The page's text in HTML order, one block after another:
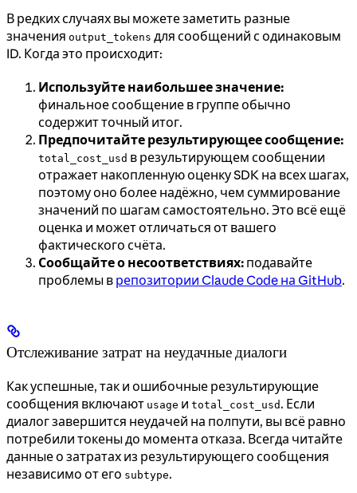
В редких случаях вы можете заметить разные
значения output_tokens для сообщений с одинаковым
ID. Когда это происходит:
Используйте наибольшее значение:
финальное сообщение в группе обычно
содержит точный итог.
Предпочитайте результирующее сообщение:
total_cost_usd в результирующем сообщении
отражает накопленную оценку SDK на всех шагах,
поэтому оно более надёжно, чем суммирование
значений по шагам самостоятельно. Это всё ещё
оценка и может отличаться от вашего
фактического счёта.
Сообщайте о несоответствиях: подавайте
проблемы в репозитории Claude Code на GitHub.
Отслеживание затрат на неудачные диалоги
Как успешные, так и ошибочные результирующие
сообщения включают usage и total_cost_usd . Если
диалог завершится неудачей на полпути, вы всё равно
потребили токены до момента отказа. Всегда читайте
данные о затратах из результирующего сообщения
независимо от его subtype.